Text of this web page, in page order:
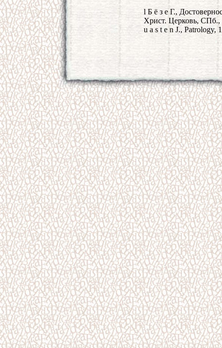
l Б ё з е Г.,
Христ. Церковь, СПб.,
u a s t e n J., Patrology,